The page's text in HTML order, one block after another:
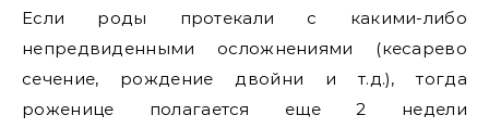
Если роды протекали с какими-либо
непредвиденными осложнениями (кесарево
сечение, рождение двойни и т.д.), тогда
роженице полагается еще 2 недели